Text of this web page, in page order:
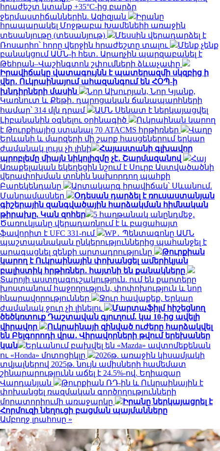
հրաժեշտ կտանք +35°C-ից բարձր
ջերմաստիճաններին. Ազիզյան
Իրանը
հրապարակել Մոջթաբա Խամենեիի առաջին
տեսանյութը (տեսանյութ)
Մեսսին վերադարձել է
Ռոսարիո՝ հորը վերջին հրաժեշտը տալու
Մենք չենք
բանակցում ԱՄՆ-ի հետ․ Արաղչին պարզաբանել է
Թեհրան–Վաշինգտոն շփումների ձևաչափը
Իրավիճակը վատագույնն է պատերազմի սկզբից ի
վեր․ Ուկրաինայում ահազանգում են ՀՕՊ-ի
խնդիրների մասին
Նոր Ախուրյան, Նոր Կյանք,
Կառնուտ և Քեթի․ դպրոցական ճանապարհների
համար՝ 314 մլն դրամ
ԱՄՆ Սենատ է ներկայացվել
Լիբանանին օգնելու օրինագիծ
Ուկրաինան կարող
է Թուրքիայից ստանալ 70 ATACMS հրթիռներ
Վաղը
Երևանի և մարզերի մի շարք հասցեներում երկար
ժամանակ լույս չի լինի
Հայաստանի գլխավոր
պրոբլեմը միայն նիկոլիզմը չէ․ Շարմազանով
Հայ
Առաքելական եկեղեցին նշում է Սուրբ Աստվածածնի
վերափոխման տոնին նախորդող պահքի
Բարեկենդանը
Արտակարգ իրավիճակ՝ Սևանում.
Մանրամասներ
Օդեսան դարձել է ռուսաստանյան
գիշերային զանգվածային հարձակման հիմնական
թիրախը. Կան զոհեր
5 հաղթանակ անընդմեջ․
Ծառուկյանը վերադառնում է և բացահայտ
ֆավորիտ է UFC 331-ում
WP․ Պենտագոնը ԱՄՆ
պաշտպանական ընկերություններից պահանջել է
արագացնել զենքի արտադրությունը
Թուրքիան
կարող է Ուկրաինային փոխանցել ամերիկյան
բալիստիկ հրթիռներ․ հայտնի են քանակները
Տարոյի աստղագուշակություն. ում են քարտերը
խոստանում հաջողություն, փոփոխություն և նոր
հնարավորություններ
Ջուր հավաքեք. Երկար
ժամանակ ջուր չի լինելու
Մարտաֆիլմ հիշեցնող
ծեծկռտուք Դաշտավան գյուղում. կա 10-ից ավելի
վիրավոր
Ուկրաինայի զինված ուժերը հարձակվել
են Բելգորոդի վրա․ Վիրավորների թվում երեխաներ
կան
Երևանում բախվել են «Mazda» ավտոմեքենան
ու «Honda» մոտոցիկլը
2026թ. առաջին կիսամյակի
տվյալներով 2025թ. նույն ամիսների համեմատ
շինարարությունն աճել է 24.5%-ով. Եղիազար
Վարդանյան
Թուրքիան ՌԴ-ին և Ուկրաինային է
փոխանցել ռազմական գործողությունների
մորատորիումի առաջարկը
Իրանը ներկայացրել է
Հորմուզի նեղուցի բացման պայմանները
Ամբողջ լրահոսը »